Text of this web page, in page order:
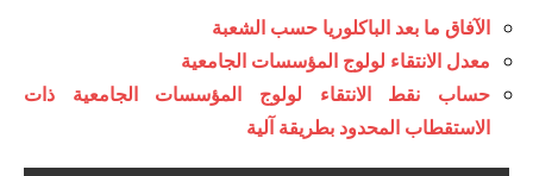
الآفاق ما بعد الباكلوريا حسب الشعبة
معدل الانتقاء لولوج المؤسسات الجامعية
حساب نقط الانتقاء لولوج المؤسسات الجامعية ذات
الاستقطاب المحدود بطريقة آلية